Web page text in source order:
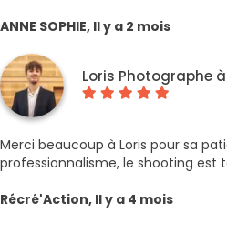
ANNE SOPHIE, Il y a 2 mois
Loris Photographe
Merci beaucoup à Loris pour sa
professionnalisme, le shooting
Récré'Action, Il y a 4 mois